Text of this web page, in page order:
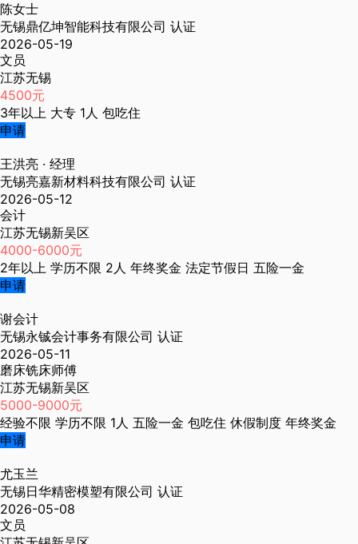
陈女士
无锡鼎亿坤智能科技有限公司 认证
2026-05-19
文员
江苏无锡
4500元
3年以上 大专 1人 包吃住
申请
王洪亮 · 经理
无锡亮嘉新材料科技有限公司 认证
2026-05-12
会计
江苏无锡新吴区
4000-6000元
2年以上 学历不限 2人 年终奖金 法定节假日 五险一金
申请
谢会计
无锡永铖会计事务有限公司 认证
2026-05-11
磨床铣床师傅
江苏无锡新吴区
5000-9000元
经验不限 学历不限 1人 五险一金 包吃住 休假制度 年终奖金
申请
尤玉兰
无锡日华精密模塑有限公司 认证
2026-05-08
文员